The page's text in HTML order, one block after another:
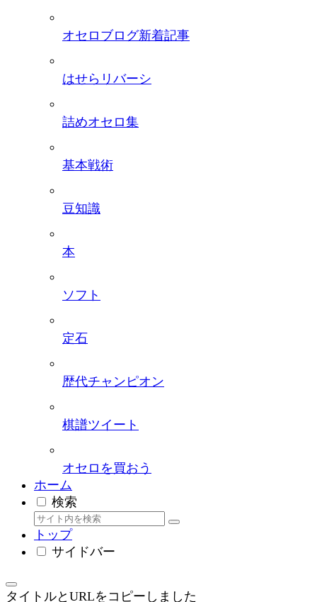
オセロブログ新着記事
はせらリバーシ
詰めオセロ集
基本戦術
豆知識
本
ソフト
定石
歴代チャンピオン
棋譜ツイート
オセロを買おう
ホーム
検索
トップ
サイドバー
タイトルとURLをコピーしました